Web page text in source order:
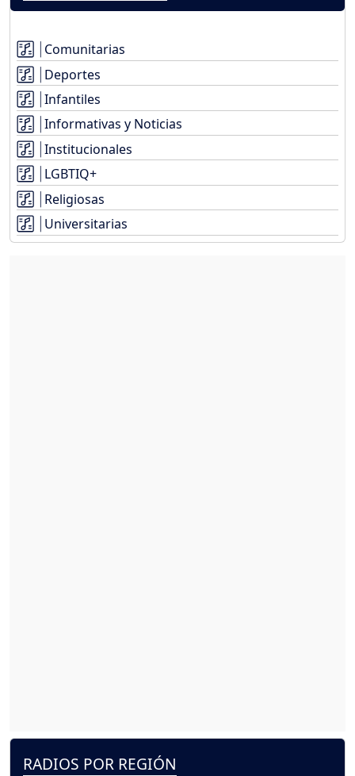
Comunitarias
Deportes
Infantiles
Informativas y Noticias
Institucionales
LGBTIQ+
Religiosas
Universitarias
RADIOS POR REGIÓN